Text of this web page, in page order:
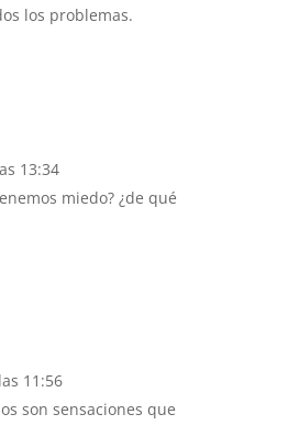
los problemas.
13:34
miedo? ¿de qué
11:56
son sensaciones que